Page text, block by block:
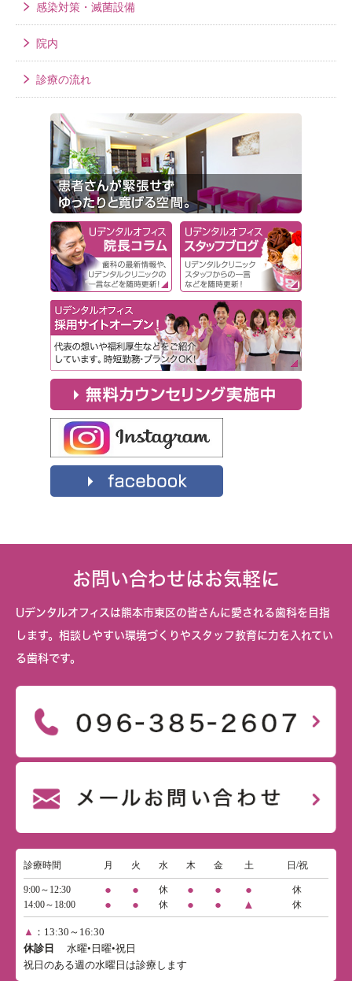
感染対策・滅菌設備
院内
診療の流れ
お問い合わせはお気軽に
Uデンタルオフィスは熊本市東区の皆さんに愛される歯科を目指
します。相談しやすい環境づくりやスタッフ教育に力を入れてい
る歯科です。
診療時間 月 火 水 木 金 土 日/祝
9:00～12:30 ● ● 休 ● ● ●
休
14:00～18:00
● ● 休 ● ● ▲ 休
▲ ：13:30～16:30
休診日
水曜•日曜•祝日
祝日のある週の水曜日は診療します